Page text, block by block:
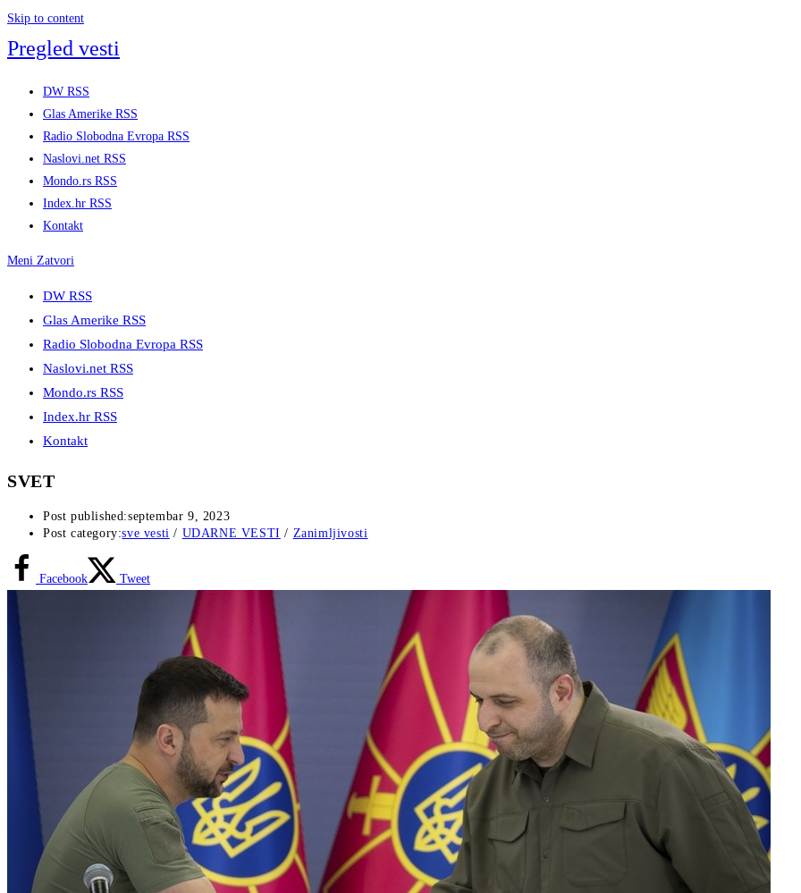
Skip to content
Pregled vesti
DW RSS
Glas Amerike RSS
Radio Slobodna Evropa RSS
Naslovi.net RSS
Mondo.rs RSS
Index.hr RSS
Kontakt
Meni Zatvori
DW RSS
Glas Amerike RSS
Radio Slobodna Evropa RSS
Naslovi.net RSS
Mondo.rs RSS
Index.hr RSS
Kontakt
SVET
Post published:septembar 9, 2023
Post category:sve vesti / UDARNE VESTI / Zanimljivosti
Facebook Tweet